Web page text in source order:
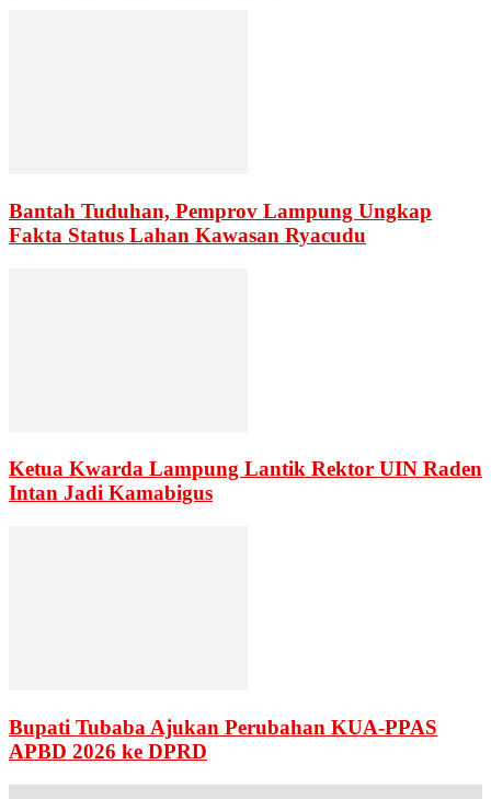
Bantah Tuduhan, Pemprov Lampung Ungkap
Fakta Status Lahan Kawasan Ryacudu
Ketua Kwarda Lampung Lantik Rektor UIN Raden
Intan Jadi Kamabigus
Bupati Tubaba Ajukan Perubahan KUA-PPAS
APBD 2026 ke DPRD